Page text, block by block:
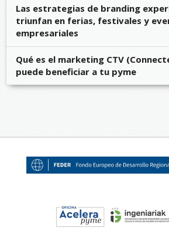
Las estrategias de branding
triunfan en ferias, festivales y
empresariales
Qué es el marketing CTV
puede beneficiar a tu pyme